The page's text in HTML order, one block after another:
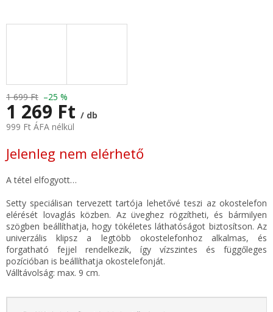
1 699 Ft –25 %
1 269 Ft / db
999 Ft ÁFA nélkül
Jelenleg nem elérhető
A tétel elfogyott…
Setty speciálisan tervezett tartója lehetővé teszi az okostelefon
elérését lovaglás közben. Az üveghez rögzítheti, és bármilyen
szögben beállíthatja, hogy tökéletes láthatóságot biztosítson. Az
univerzális klipsz a legtöbb okostelefonhoz alkalmas, és
forgatható fejjel rendelkezik, így vízszintes és függőleges
pozícióban is beállíthatja okostelefonját.
Válltávolság: max. 9 cm.